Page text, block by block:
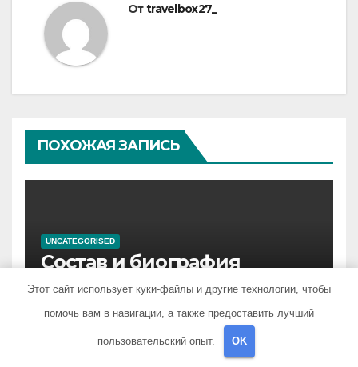
Отtravelbox27_
ПОХОЖАЯ ЗАПИСЬ
UNCATEGORISED
Состав и биография
российской поп-группы
«Иванушки интернешнл»
— история успеха, музыка
и судьбы участников
ДЕК 3, 2023 TRAVELBOX27_
Этот сайт использует куки-файлы и другие технологии, чтобы
помочь вам в навигации, а также предоставить лучший
пользовательский опыт. OK